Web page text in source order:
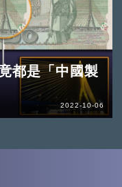
都是「中國製
2022-10-06